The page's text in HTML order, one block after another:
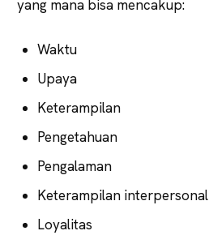
yang mana bisa mencakup:
Waktu
Upaya
Keterampilan
Pengetahuan
Pengalaman
Keterampilan interpersonal
Loyalitas